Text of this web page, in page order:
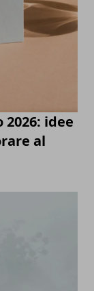
idee
al